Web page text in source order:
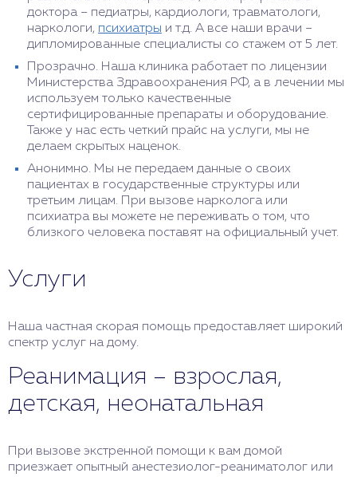
доктора – педиатры, кардиологи, травматологи,
наркологи, психиатры и т.д. А все наши врачи –
дипломированные специалисты со стажем от 5 лет.
Прозрачно. Наша клиника работает по лицензии
Министерства Здравоохранения РФ, а в лечении мы
используем только качественные
сертифицированные препараты и оборудование.
Также у нас есть четкий прайс на услуги, мы не
делаем скрытых наценок.
Анонимно. Мы не передаем данные о своих
пациентах в государственные структуры или
третьим лицам. При вызове нарколога или
психиатра вы можете не переживать о том, что
близкого человека поставят на официальный учет.
Услуги
Наша частная скорая помощь предоставляет широкий
спектр услуг на дому.
Реанимация – взрослая,
детская, неонатальная
При вызове экстренной помощи к вам домой
приезжает опытный анестезиолог-реаниматолог или